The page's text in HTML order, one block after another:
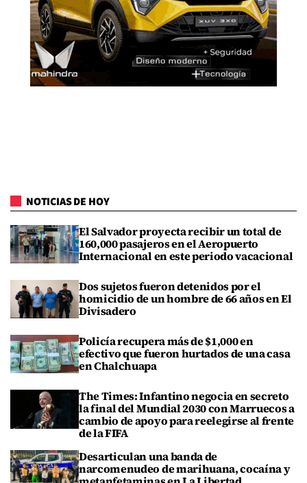
NOTICIAS DE HOY
El Salvador proyecta recibir un total de
160,000 pasajeros en el Aeropuerto
Internacional en este periodo vacacional
Dos sujetos fueron detenidos por el
homicidio de un hombre de 66 años en El
Divisadero
Policía recupera más de $1,000 en
efectivo que fueron hurtados de una casa
en Chalchuapa
The Times: Infantino negocia en secreto
la final del Mundial 2030 con Marruecos a
cambio de apoyo para reelegirse al frente
de la FIFA
Desarticulan una banda de
narcomenudeo de marihuana, cocaína y